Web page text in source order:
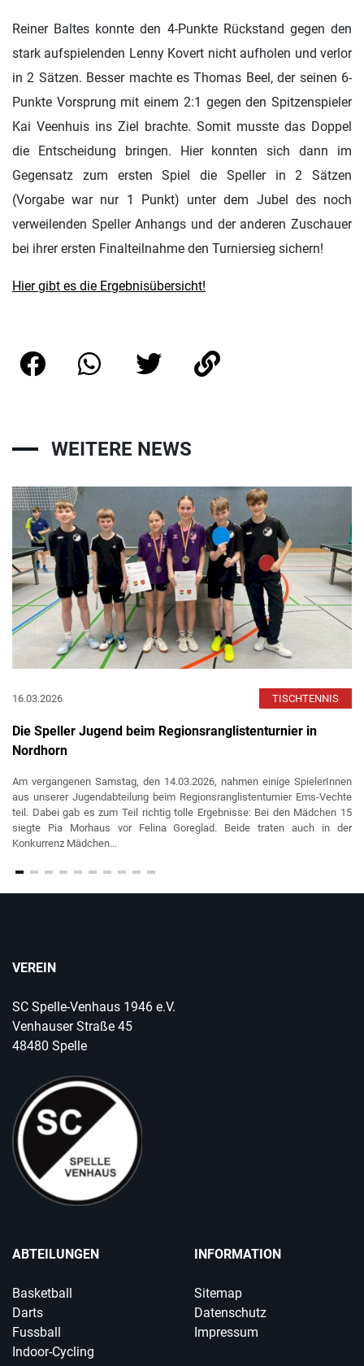
Reiner Baltes konnte den 4-Punkte Rückstand gegen den
stark aufspielenden Lenny Kovert nicht aufholen und verlor
in 2 Sätzen. Besser machte es Thomas Beel, der seinen 6-
Punkte Vorsprung mit einem 2:1 gegen den Spitzenspieler
Kai Veenhuis ins Ziel brachte. Somit musste das Doppel
die Entscheidung bringen. Hier konnten sich dann im
Gegensatz zum ersten Spiel die Speller in 2 Sätzen
(Vorgabe war nur 1 Punkt) unter dem Jubel des noch
verweilenden Speller Anhangs und der anderen Zuschauer
bei ihrer ersten Finalteilnahme den Turniersieg sichern!
Hier gibt es die Ergebnisübersicht!
WEITERE NEWS
16.03.2026 TISCHTENNIS
Die Speller Jugend beim Regionsranglistenturnier in
Nordhorn
Am vergangenen Samstag, den 14.03.2026, nahmen einige SpielerInnen
aus unserer Jugendabteilung beim Regionsranglistenturnier Ems-Vechte
teil. Dabei gab es zum Teil richtig tolle Ergebnisse: Bei den Mädchen 15
siegte Pia Morhaus vor Felina Goreglad. Beide traten auch in der
Konkurrenz Mädchen...
VEREIN
SC Spelle-Venhaus 1946 e.V.
Venhauser Straße 45
48480 Spelle
ABTEILUNGEN
Basketball
Darts
Fussball
Indoor-Cycling
INFORMATION
Sitemap
Datenschutz
Impressum